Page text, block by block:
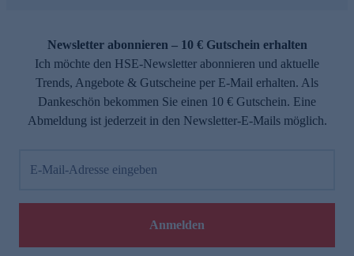
Newsletter abonnieren – 10 € Gutschein erhalten
Ich möchte den HSE-Newsletter abonnieren und aktuelle
Trends, Angebote & Gutscheine per E-Mail erhalten. Als
Dankeschön bekommen Sie einen 10 € Gutschein. Eine
Abmeldung ist jederzeit in den Newsletter-E-Mails möglich.
E-Mail-Adresse eingeben
Anmelden